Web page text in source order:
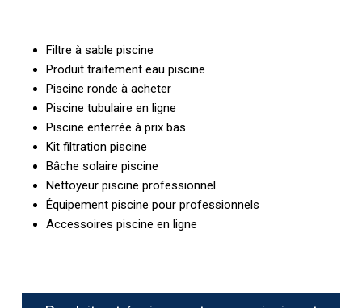
Filtre à sable piscine
Produit traitement eau piscine
Piscine ronde à acheter
Piscine tubulaire en ligne
Piscine enterrée à prix bas
Kit filtration piscine
Bâche solaire piscine
Nettoyeur piscine professionnel
Équipement piscine pour professionnels
Accessoires piscine en ligne